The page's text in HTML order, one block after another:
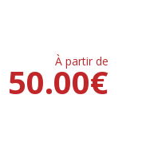
À partir de
€
50.00